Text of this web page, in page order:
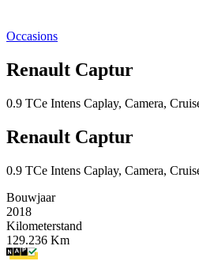
Occasions
Renault Captur
0.9 TCe Intens Caplay, Camera,
Renault Captur
0.9 TCe Intens Caplay, Camera,
Bouwjaar
2018
Kilometerstand
129.236 Km